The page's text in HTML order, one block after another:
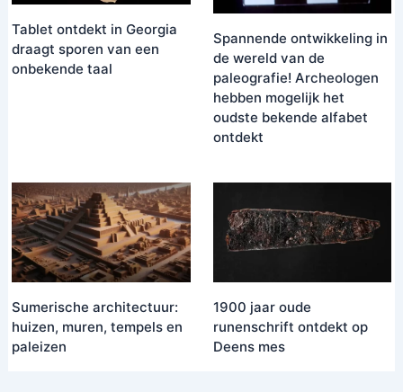
Tablet ontdekt in Georgia
draagt ​​sporen van een
onbekende taal
Spannende ontwikkeling in
de wereld van de
paleografie! Archeologen
hebben mogelijk het
oudste bekende alfabet
ontdekt
Sumerische architectuur:
huizen, muren, tempels en
paleizen
1900 jaar oude
runenschrift ontdekt op
Deens mes